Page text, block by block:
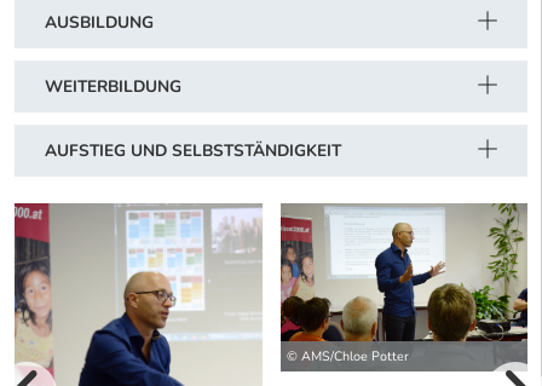
AUSBILDUNG
WEITERBILDUNG
AUFSTIEG UND SELBSTSTÄNDIGKEIT
© AMS/Chloe Potter